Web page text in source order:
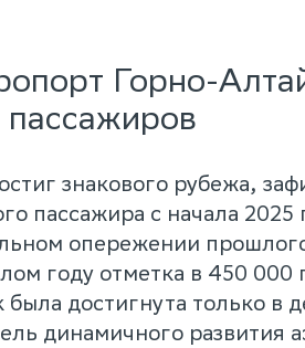
Горно-
знакового рубежа,
пассажира с начала
опережении
году отметка в 450 000
достигнута только в
динамичного развития